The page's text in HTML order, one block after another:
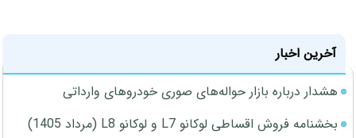
آخرین اخبار
هشدار درباره بازار حواله‌های صوری خودروهای وارداتی
بخشنامه فروش اقساطی لوکانو L7 و لوکانو L8 (مرداد 1405)